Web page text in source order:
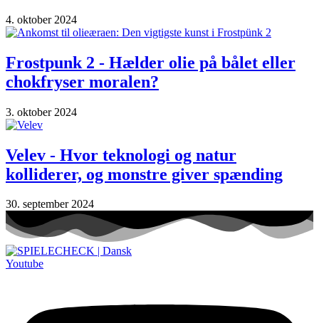
4. oktober 2024
Frostpunk 2 - Hælder olie på bålet eller
chokfryser moralen?
3. oktober 2024
Velev - Hvor teknologi og natur
kolliderer, og monstre giver spænding
30. september 2024
Youtube